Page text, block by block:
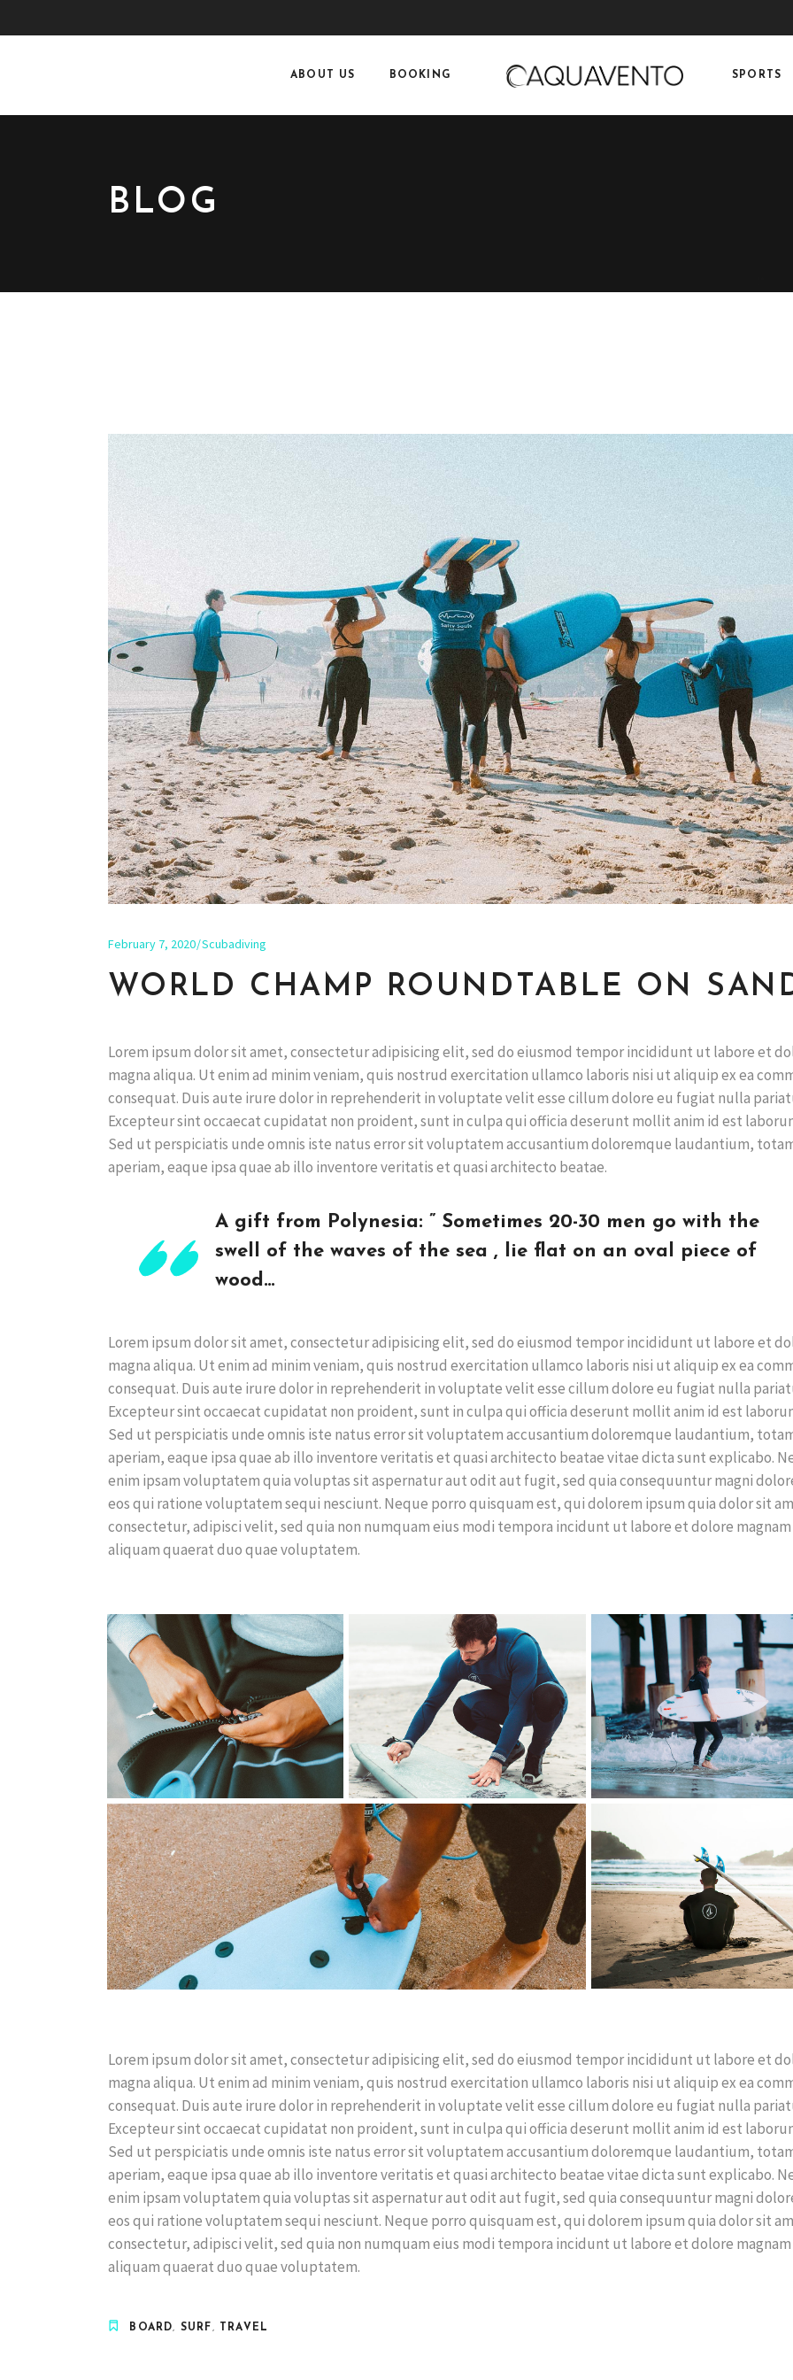
ABOUT US BOOKING SPORTS
BLOG
February 7, 2020 Scubadiving
WORLD CHAMP ROUNDTABLE ON
Lorem ipsum dolor sit amet, consectetur adipisicing elit, sed do eiusmod tempor incididunt ut labore et
magna aliqua. Ut enim ad minim veniam, quis nostrud exercitation ullamco laboris nisi ut aliquip ex ea
consequat. Duis aute irure dolor in reprehenderit in voluptate velit esse cillum dolore eu fugiat nulla
Excepteur sint occaecat cupidatat non proident, sunt in culpa qui officia deserunt mollit anim id est
Sed ut perspiciatis unde omnis iste natus error sit voluptatem accusantium doloremque laudantium,
aperiam, eaque ipsa quae ab illo inventore veritatis et quasi architecto beatae.
A gift from Polynesia: ” Sometimes 20-30 men go with the
swell of the waves of the sea , lie flat on an oval piece of
wood…
Lorem ipsum dolor sit amet, consectetur adipisicing elit, sed do eiusmod tempor incididunt ut labore et
magna aliqua. Ut enim ad minim veniam, quis nostrud exercitation ullamco laboris nisi ut aliquip ex ea
consequat. Duis aute irure dolor in reprehenderit in voluptate velit esse cillum dolore eu fugiat nulla
Excepteur sint occaecat cupidatat non proident, sunt in culpa qui officia deserunt mollit anim id est
Sed ut perspiciatis unde omnis iste natus error sit voluptatem accusantium doloremque laudantium,
aperiam, eaque ipsa quae ab illo inventore veritatis et quasi architecto beatae vitae dicta sunt explicabo.
enim ipsam voluptatem quia voluptas sit aspernatur aut odit aut fugit, sed quia consequuntur magni
eos qui ratione voluptatem sequi nesciunt. Neque porro quisquam est, qui dolorem ipsum quia dolor sit
consectetur, adipisci velit, sed quia non numquam eius modi tempora incidunt ut labore et dolore magnam
aliquam quaerat duo quae voluptatem.
Lorem ipsum dolor sit amet, consectetur adipisicing elit, sed do eiusmod tempor incididunt ut labore et
magna aliqua. Ut enim ad minim veniam, quis nostrud exercitation ullamco laboris nisi ut aliquip ex ea
consequat. Duis aute irure dolor in reprehenderit in voluptate velit esse cillum dolore eu fugiat nulla
Excepteur sint occaecat cupidatat non proident, sunt in culpa qui officia deserunt mollit anim id est
Sed ut perspiciatis unde omnis iste natus error sit voluptatem accusantium doloremque laudantium,
aperiam, eaque ipsa quae ab illo inventore veritatis et quasi architecto beatae vitae dicta sunt explicabo.
enim ipsam voluptatem quia voluptas sit aspernatur aut odit aut fugit, sed quia consequuntur magni
eos qui ratione voluptatem sequi nesciunt. Neque porro quisquam est, qui dolorem ipsum quia dolor sit
consectetur, adipisci velit, sed quia non numquam eius modi tempora incidunt ut labore et dolore magnam
aliquam quaerat duo quae voluptatem.
BOARD, SURF , TRAVEL